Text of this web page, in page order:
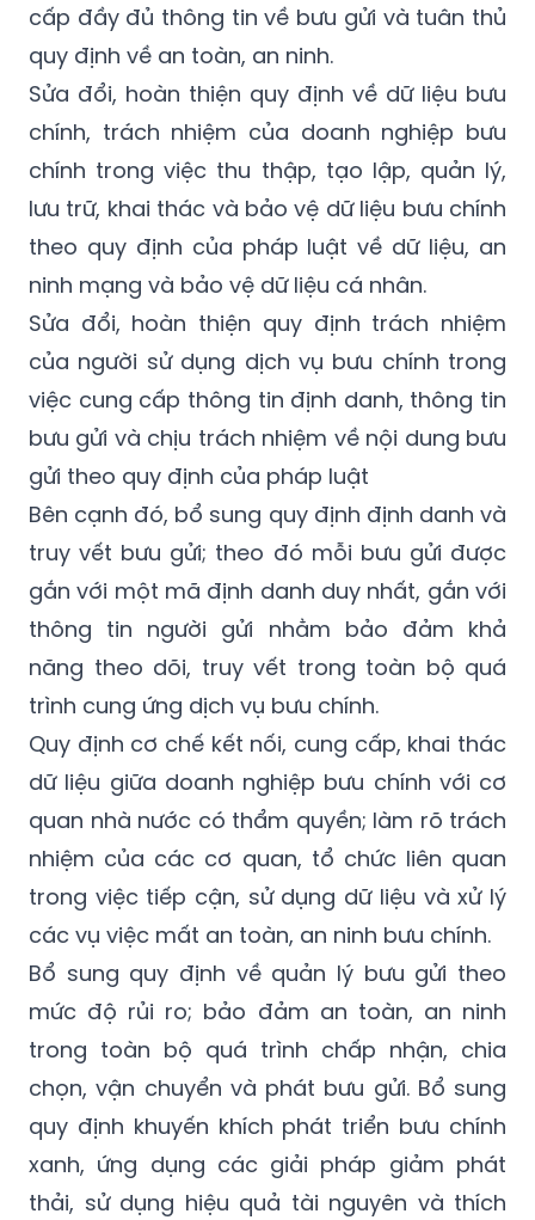
cấp đầy đủ thông tin về bưu gửi và tuân thủ
quy định về an toàn, an ninh.
Sửa đổi, hoàn thiện quy định về dữ liệu bưu
chính, trách nhiệm của doanh nghiệp bưu
chính trong việc thu thập, tạo lập, quản lý,
lưu trữ, khai thác và bảo vệ dữ liệu bưu chính
theo quy định của pháp luật về dữ liệu, an
ninh mạng và bảo vệ dữ liệu cá nhân.
Sửa đổi, hoàn thiện quy định trách nhiệm
của người sử dụng dịch vụ bưu chính trong
việc cung cấp thông tin định danh, thông tin
bưu gửi và chịu trách nhiệm về nội dung bưu
gửi theo quy định của pháp luật
Bên cạnh đó, bổ sung quy định định danh và
truy vết bưu gửi; theo đó mỗi bưu gửi được
gắn với một mã định danh duy nhất, gắn với
thông tin người gửi nhằm bảo đảm khả
năng theo dõi, truy vết trong toàn bộ quá
trình cung ứng dịch vụ bưu chính.
Quy định cơ chế kết nối, cung cấp, khai thác
dữ liệu giữa doanh nghiệp bưu chính với cơ
quan nhà nước có thẩm quyền; làm rõ trách
nhiệm của các cơ quan, tổ chức liên quan
trong việc tiếp cận, sử dụng dữ liệu và xử lý
các vụ việc mất an toàn, an ninh bưu chính.
Bổ sung quy định về quản lý bưu gửi theo
mức độ rủi ro; bảo đảm an toàn, an ninh
trong toàn bộ quá trình chấp nhận, chia
chọn, vận chuyển và phát bưu gửi. Bổ sung
quy định khuyến khích phát triển bưu chính
xanh, ứng dụng các giải pháp giảm phát
thải, sử dụng hiệu quả tài nguyên và thích